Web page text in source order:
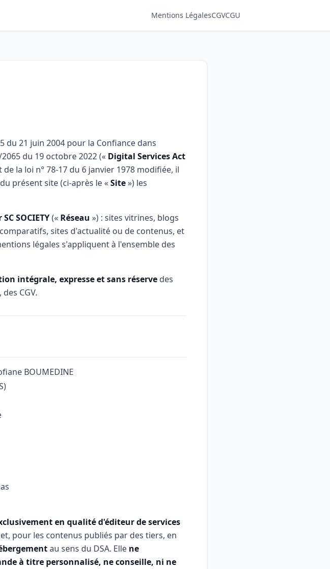
Mentions LégalesCGVCGU
du 21 juin 2004 pour la Confiance dans
du 19 octobre 2022 (« Digital Services Act
de la loi n° 78-17 du 6 janvier 1978 modifiée, il
présent site (ci-après le «Site») les
SOCIETY(« Réseau ») : sites vitrines, blogs
sites d'actualité ou de contenus, et
légales s'appliquent à l'ensemble des
intégrale, expresse et sans réserve des
CGV.
BOUMEDINE
en qualité d'éditeur de services
et, pour les contenus publiés par des tiers, en
au sens du DSA. Elle ne
à titre personnalisé, ne conseille, ni ne